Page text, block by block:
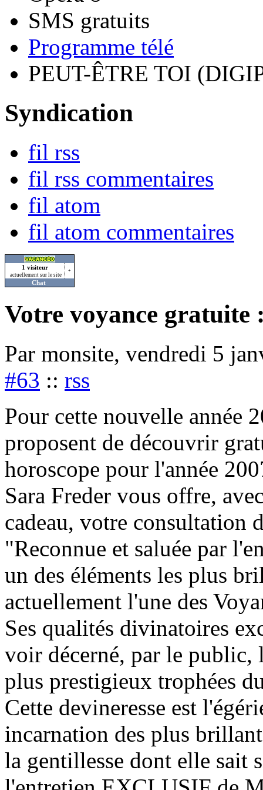
SMS gratuits
Programme télé
PEUT-ÊTRE TOI
Syndication
fil rss
fil rss commentaires
fil atom
fil atom commentaires
1 visiteur
actuellement sur le site
+
Chat
Votre voyance gratuite
Par monsite, vendredi 5
#63 :: rss
Pour cette nouvelle année
proposent de découvrir
horoscope pour l'année
Sara Freder vous offre,
cadeau, votre consultation
"Reconnue et saluée par
un des éléments les plus
actuellement l'une des
Ses qualités divinatoires
voir décerné, par le public,
plus prestigieux trophées
Cette devineresse est
incarnation des plus
la gentillesse dont elle sait